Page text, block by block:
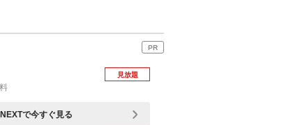
PR
見放題
で今すぐ見る